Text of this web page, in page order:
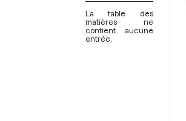
La table des
matières ne
contient aucune
entrée.